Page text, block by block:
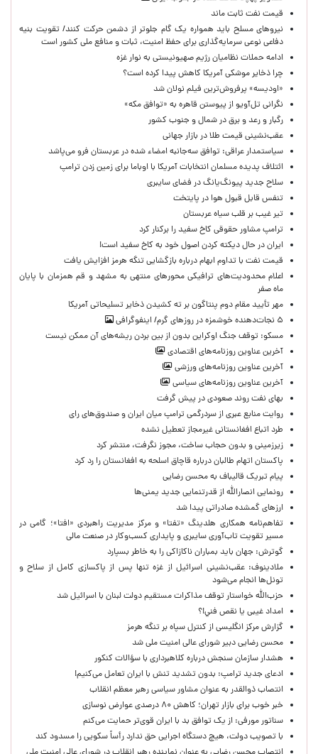
قیمت نفت ثابت ماند
نیروهای مسلح باید همواره یک گام جلوتر از دشمن حرکت کنند/ تقویت بنیه
دفاعی نوعی سرمایه‌گذاری برای حفظ امنیت، ثبات و منافع ملی کشور است
ادامه حملات نظامیان رژیم صهیونیستی به نوار غزه
چرا ذخایر موشکی آمریکا کاهش پیدا کرده است؟
«اودیسه» پرفروش‌ترین فیلم نولان شد
نگرانی تل‌آویو از پیوستن قاهره به «توافق مکه»
رگبار و رعد و برق در شمال و جنوب کشور
عقب‌نشینی قیمت طلا در بازار جهانی
سیاستمدار عراقی: توافق سه‌جانبه امضاء شده در عربستان فرو می‌پاشد
ائتلاف پدیده مسلمان انتخابات آمریکا با اوباما برای زمین زدن ترامپ
سلاح جدید پیونگ‌یانگ در فضای سایبری
تنفس قابل قبول هوا در پایتخت
تیر غیب بر قلب سیاه عربستان
ترامپ مشاور حقوقی کاخ سفید را برکنار کرد
ایران در حال دیکته کردن اصول خود به کاخ سفید است!
قیمت نفت با تداوم ابهام درباره بازگشایی تنگه هرمز افزایش یافت
اعلام محدودیت‌های ترافیکی محورهای منتهی به مشهد و قم همزمان با پایان
ماه صفر
مهر تأیید مقام دوم پنتاگون بر ته کشیدن ذخایر تسلیحاتی آمریکا
۵ نجات‌دهنده خوشمزه در روزهای گرم/ اینفوگرافی
مسکو: توقف جنگ اوکراین بدون از بین بردن ریشه‌های آن ممکن نیست
آخرین عناوین روزنامه‌های اقتصادی
آخرین عناوین روزنامه‌های ورزشی
آخرین عناوین روزنامه‌های سیاسی
بهای نفت روند صعودی در پیش گرفت
روایت منابع عبری از سردرگمی ترامپ میان ایران و صندوق‌های رای
طرد اتباع افغانستانی غیرمجاز تعطیل نشده
زیرزمینی و بدون حجاب ساخت، مجوز نگرفت، منتشر کرد
پاکستان اتهام طالبان درباره قاچاق اسلحه به افغانستان را رد کرد
پیام تبریک قالیباف به محسن رضایی
رونمایی انصارالله از قدرتنمایی جدید یمنی‌ها
ارزهای گمشده صادراتی پیدا شد
تفاهم‌نامه همکاری هلدینگ «تفتا» و مرکز مدیریت راهبردی «افتا»؛ گامی در
مسیر تقویت تاب‌آوری سایبری و پایداری کسب‌وکار در صنعت مالی
گوترش: جهان باید بمباران ناکازاکی را به‌ خاطر بسپارد
ملادینوف: عقب‌نشینی اسرائیل از غزه تنها پس از پاکسازی کامل از سلاح و
تونل‌ها انجام می‌شود
حزب‌الله خواستار توقف مذاکرات مستقیم دولت لبنان با اسرائیل شد
امداد غیبی يا نقص فني!؟
گزارش مرکز انگلیسی از کنترل سپاه بر تنگه هرمز
محسن رضایی دبیر شورای عالی امنیت ملی شد
هشدار سازمان سنجش درباره کلاهبرداری با سؤالات کنکور
ادعای جدید ترامپ: بدون تشدید تنش با ایران تعامل می‌کنیم!
انتصاب ذوالقدر به عنوان مشاور سیاسی رهبر معظم انقلاب
خبر خوب برای بازار تهران؛ کاهش ۸۰ درصدی عوارض نوسازی
سناتور مورفی: از یک توافق بد با ایران قوی‌تر حمایت می‌کنم
با تصویب دولت، هیچ دستگاه اجرایی حق ندارد رأساً سکویی را مسدود کند